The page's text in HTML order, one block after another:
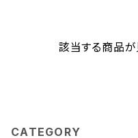
該当する商品が
CATEGORY